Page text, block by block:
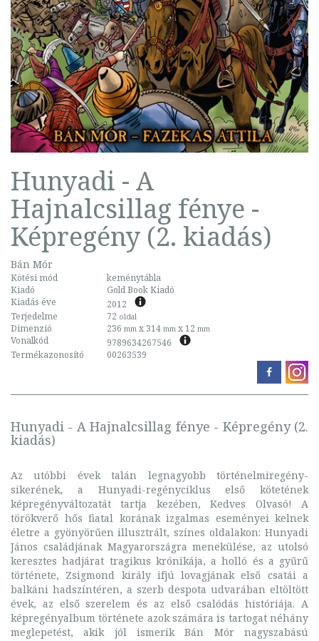
Hunyadi - A
Hajnalcsillag fénye -
Képregény (2. kiadás)
Bán Mór
Kötési mód
keménytábla
Kiadó
Gold Book Kiadó
Kiadás éve
2012
Terjedelme
72 oldal
Dimenzió 236 mm x 314 mm x 12 mm
Vonalkód
9789634267546
Termékazonosító
00263539
Hunyadi - A Hajnalcsillag fénye - Képregény (2.
kiadás)
Az utóbbi évek talán legnagyobb történelmiregény-
sikerének, a Hunyadi-regényciklus első kötetének
képregényváltozatát tartja kezében, Kedves Olvasó! A
törökverő hős fiatal korának izgalmas eseményei kelnek
életre a gyönyörűen illusztrált, színes oldalakon: Hunyadi
János családjának Magyarországra menekülése, az utolsó
keresztes hadjárat tragikus krónikája, a holló és a gyűrű
története, Zsigmond király ifjú lovagjának első csatái a
balkáni hadszíntéren, a szerb despota udvarában eltöltött
évek, az első szerelem és az első csalódás históriája. A
képregényalbum története azok számára is tartogat néhány
meglepetést, akik jól ismerik Bán Mór nagyszabású